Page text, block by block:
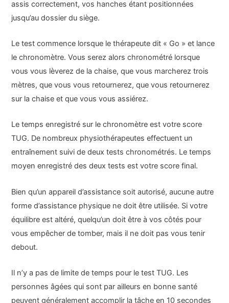
assis correctement, vos hanches étant positionnées
jusqu’au dossier du siège.
Le test commence lorsque le thérapeute dit « Go » et lance
le chronomètre. Vous serez alors chronométré lorsque
vous vous lèverez de la chaise, que vous marcherez trois
mètres, que vous vous retournerez, que vous retournerez
sur la chaise et que vous vous assiérez.
Le temps enregistré sur le chronomètre est votre score
TUG. De nombreux physiothérapeutes effectuent un
entraînement suivi de deux tests chronométrés. Le temps
moyen enregistré des deux tests est votre score final.
Bien qu’un appareil d’assistance soit autorisé, aucune autre
forme d’assistance physique ne doit être utilisée. Si votre
équilibre est altéré, quelqu’un doit être à vos côtés pour
vous empêcher de tomber, mais il ne doit pas vous tenir
debout.
Il n’y a pas de limite de temps pour le test TUG. Les
personnes âgées qui sont par ailleurs en bonne santé
peuvent généralement accomplir la tâche en 10 secondes